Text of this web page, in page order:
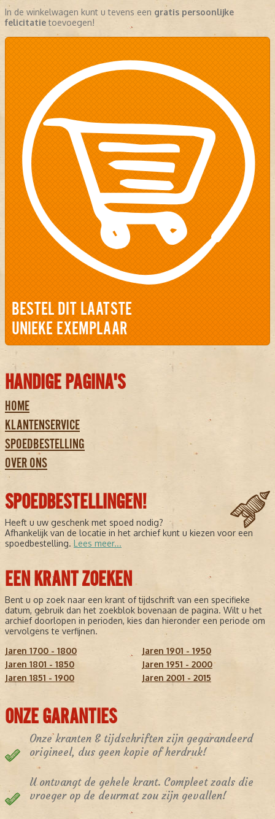
In de winkelwagen kunt u tevens een gratis persoonlijke
felicitatietoevoegen!
BESTEL DIT LAATSTE
UNIEKE EXEMPLAAR
HANDIGE PAGINA'S
HOME
KLANTENSERVICE
SPOEDBESTELLING
OVER ONS
SPOEDBESTELLINGEN!
Heeft u uw geschenk met spoed nodig?
Afhankelijk van de locatie in het archief kunt u kiezen voor een
spoedbestelling. Lees meer...
EEN KRANT ZOEKEN
Bent u op zoek naar een krant of tijdschrift van een specifieke
datum, gebruik dan het zoekblok bovenaan de pagina. Wilt u het
archief doorlopen in perioden, kies dan hieronder een periode om
vervolgens te verfijnen.
Jaren 1700 - 1800
Jaren 1801 - 1850
Jaren 1851 - 1900
Jaren 1901 - 1950
Jaren 1951 - 2000
Jaren 2001 - 2015
ONZE GARANTIES
Onze kranten & tijdschriften zijn gegarandeerd
origineel, dus geen kopie of herdruk!
U ontvangt de gehele krant. Compleet zoals die
vroeger op de deurmat zou zijn gevallen!